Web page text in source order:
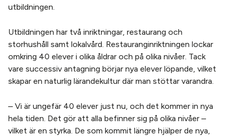
utbildningen.
Utbildningen har två inriktningar, restaurang och
storhushåll samt lokalvård. Restauranginriktningen lockar
omkring 40 elever i olika åldrar och på olika nivåer. Tack
vare successiv antagning börjar nya elever löpande, vilket
skapar en naturlig lärandekultur där man stöttar varandra.
– Vi är ungefär 40 elever just nu, och det kommer in nya
hela tiden. Det gör att alla befinner sig på olika nivåer –
vilket är en styrka. De som kommit längre hjälper de nya,